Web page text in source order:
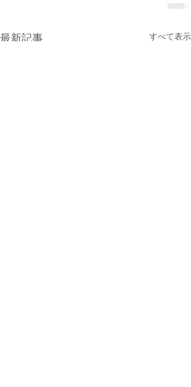
最新記事 すべて表示